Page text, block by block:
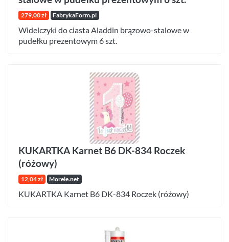
279,00 zł FabrykaForm.pl
Widelczyki do ciasta Aladdin brązowo-stalowe w
pudełku prezentowym 6 szt.
KUKARTKA Karnet B6 DK-834 Roczek
(różowy)
12,04 zł Morele.net
KUKARTKA Karnet B6 DK-834 Roczek (różowy)